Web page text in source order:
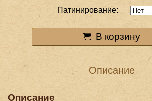
Патинирование:
В корзину
Описание
Описание